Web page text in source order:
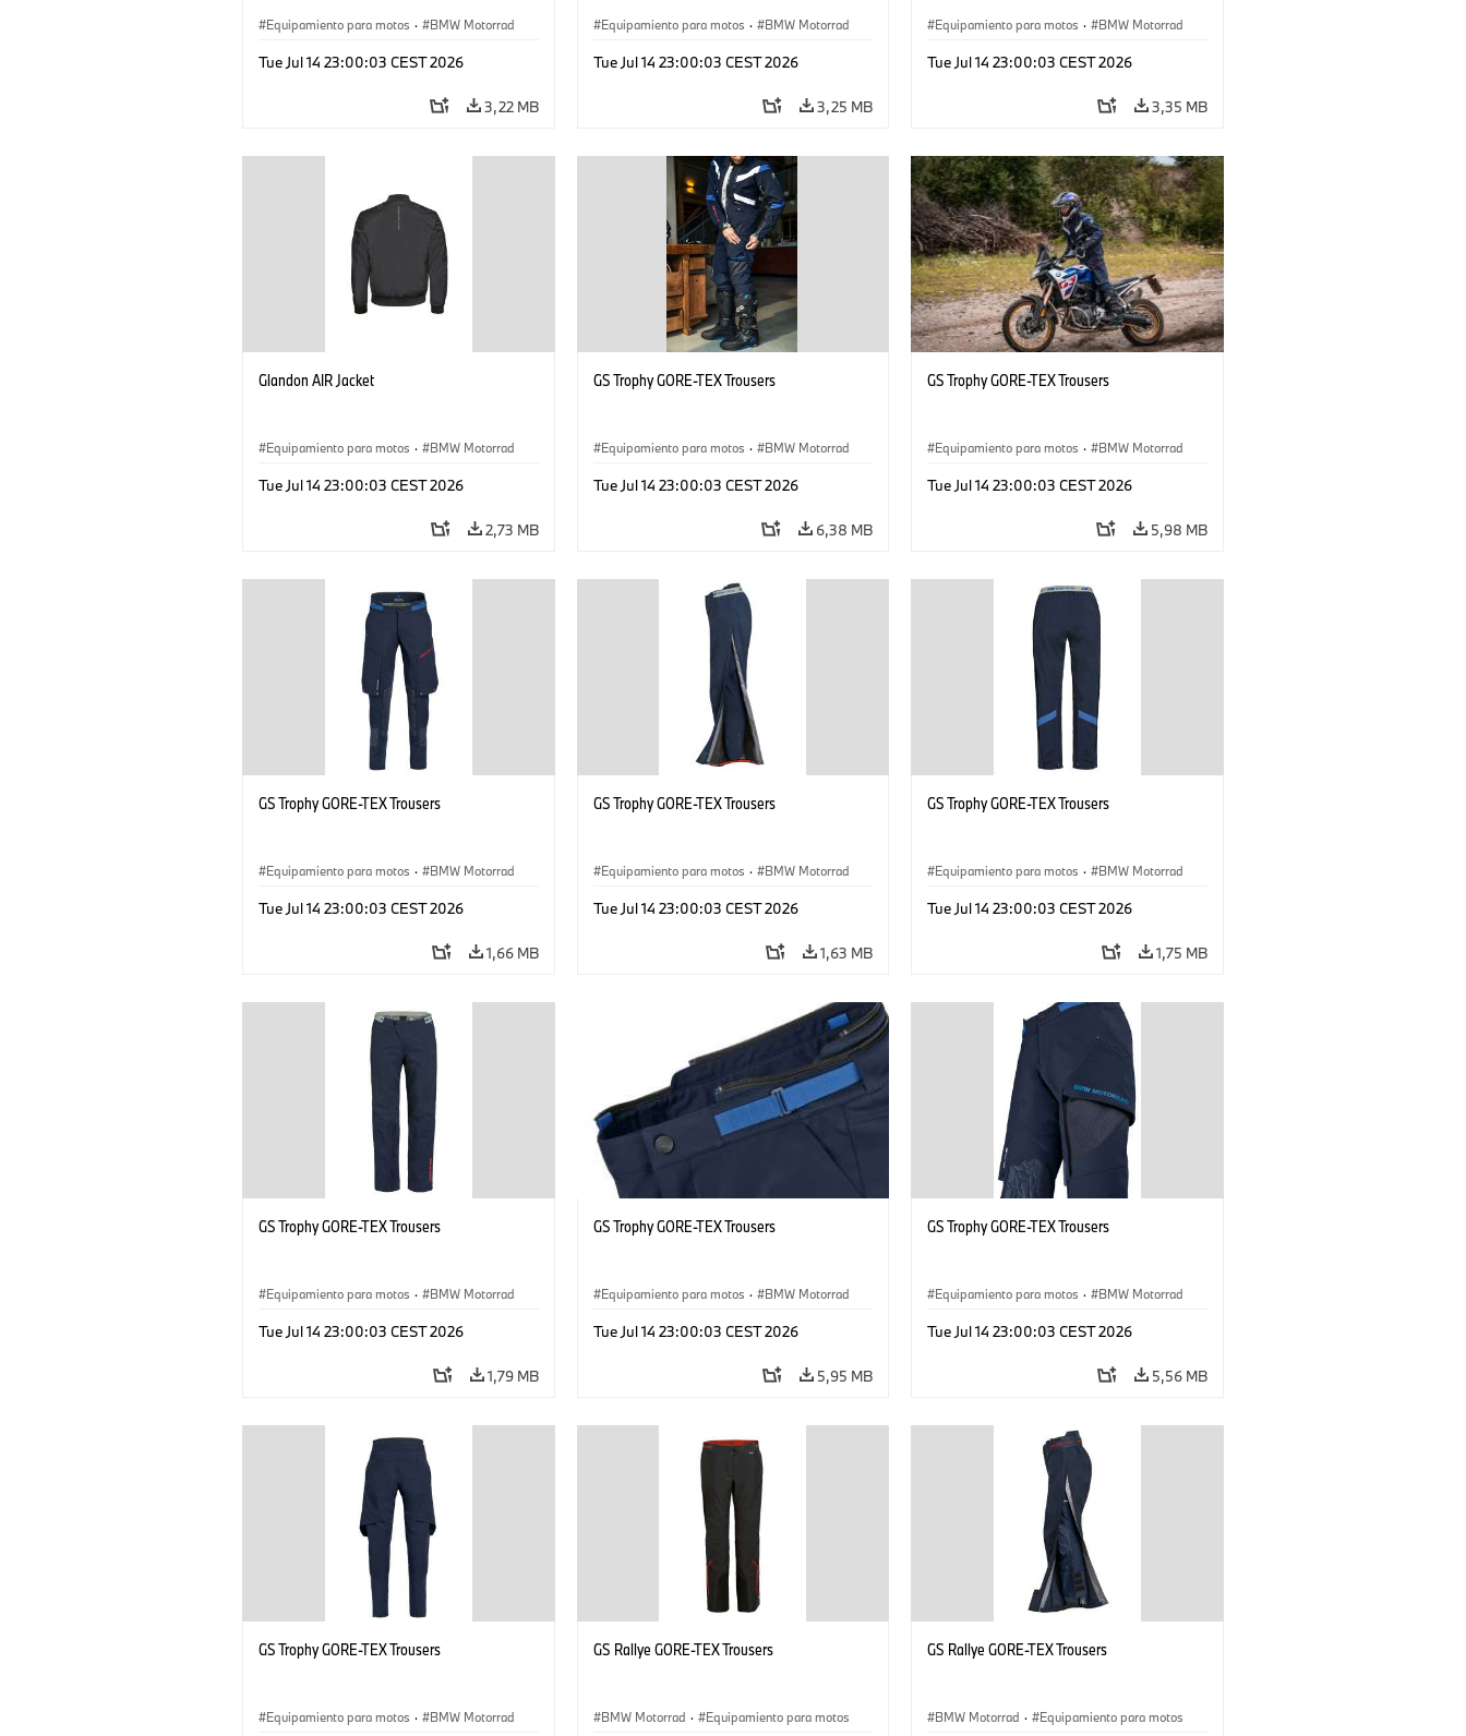
Equipamiento para motos · BMW Motorrad
Tue Jul 14 23:00:03 CEST 2026
3,22 MB
Equipamiento para motos · BMW Motorrad
Tue Jul 14 23:00:03 CEST 2026
3,25 MB
Equipamiento para motos · BMW Motorrad
Tue Jul 14 23:00:03 CEST 2026
3,35 MB
Glandon AIR Jacket
Equipamiento para motos · BMW Motorrad
Tue Jul 14 23:00:03 CEST 2026
2,73 MB
GS Trophy GORE-TEX Trousers
Equipamiento para motos · BMW Motorrad
Tue Jul 14 23:00:03 CEST 2026
6,38 MB
GS Trophy GORE-TEX Trousers
Equipamiento para motos · BMW Motorrad
Tue Jul 14 23:00:03 CEST 2026
5,98 MB
GS Trophy GORE-TEX Trousers
Equipamiento para motos · BMW Motorrad
Tue Jul 14 23:00:03 CEST 2026
1,66 MB
GS Trophy GORE-TEX Trousers
Equipamiento para motos · BMW Motorrad
Tue Jul 14 23:00:03 CEST 2026
1,63 MB
GS Trophy GORE-TEX Trousers
Equipamiento para motos · BMW Motorrad
Tue Jul 14 23:00:03 CEST 2026
1,75 MB
GS Trophy GORE-TEX Trousers
Equipamiento para motos · BMW Motorrad
Tue Jul 14 23:00:03 CEST 2026
1,79 MB
GS Trophy GORE-TEX Trousers
Equipamiento para motos · BMW Motorrad
Tue Jul 14 23:00:03 CEST 2026
5,95 MB
GS Trophy GORE-TEX Trousers
Equipamiento para motos · BMW Motorrad
Tue Jul 14 23:00:03 CEST 2026
5,56 MB
GS Trophy GORE-TEX Trousers
Equipamiento para motos · BMW Motorrad
GS Rallye GORE-TEX Trousers
BMW Motorrad · Equipamiento para motos
GS Rallye GORE-TEX Trousers
BMW Motorrad · Equipamiento para motos